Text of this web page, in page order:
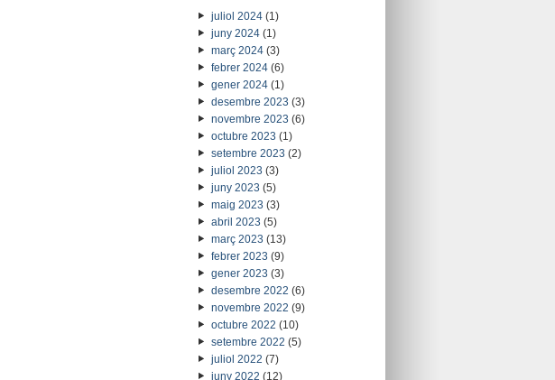
juliol 2024(1)
juny 2024(1)
març 2024(3)
febrer 2024(6)
gener 2024(1)
desembre 2023 (3)
novembre 2023 (6)
octubre 2023 (1)
setembre 2023 (2)
juliol 2023 (3)
juny 2023 (5)
maig 2023 (3)
abril 2023 (5)
març 2023 (13)
febrer 2023 (9)
gener 2023 (3)
desembre 2022 (6)
novembre 2022 (9)
octubre 2022 (10)
setembre 2022 (5)
juliol 2022 (7)
juny 2022 (12)